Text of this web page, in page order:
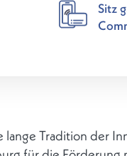
Sitz
lange Tradition der